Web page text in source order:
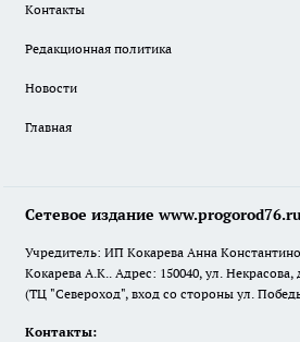
Контакты
Редакционная политика
Новости
Главная
Сетевое издание
Учредитель: ИП Кокарева Анна
Кокарева А.К.. Адрес: 150040, ул.
(ТЦ "Североход", вход со стороны ул.
Контакты: